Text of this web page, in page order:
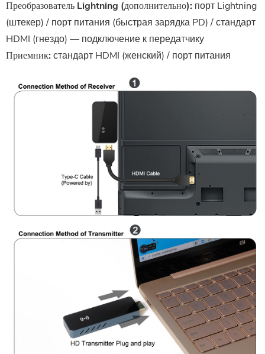
Преобразователь Lightning (дополнительно): порт Lightning
(штекер) / порт питания (быстрая зарядка PD) / стандарт
HDMI (гнездо) — подключение к передатчику
Приемник: стандарт HDMI (женский) / порт питания